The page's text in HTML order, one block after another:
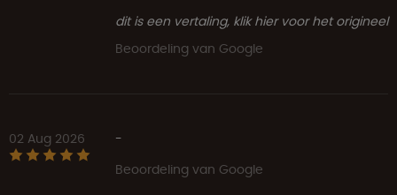
dit is een vertaling, klik hier voor het origineel
Beoordeling van Google
02 Aug 2026
-
Beoordeling van Google